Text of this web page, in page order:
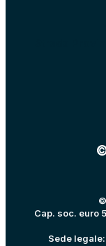
Strada
Cap. soc. euro
Sede